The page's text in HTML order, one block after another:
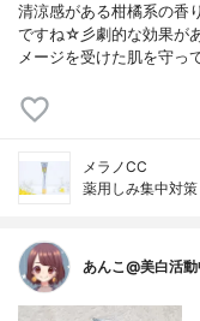
清涼感がある柑橘系の香
ですね☆彡劇的な効果が
メージを受けた肌を守っ
メラノCC
薬用しみ集中対
あんこ@美白活動